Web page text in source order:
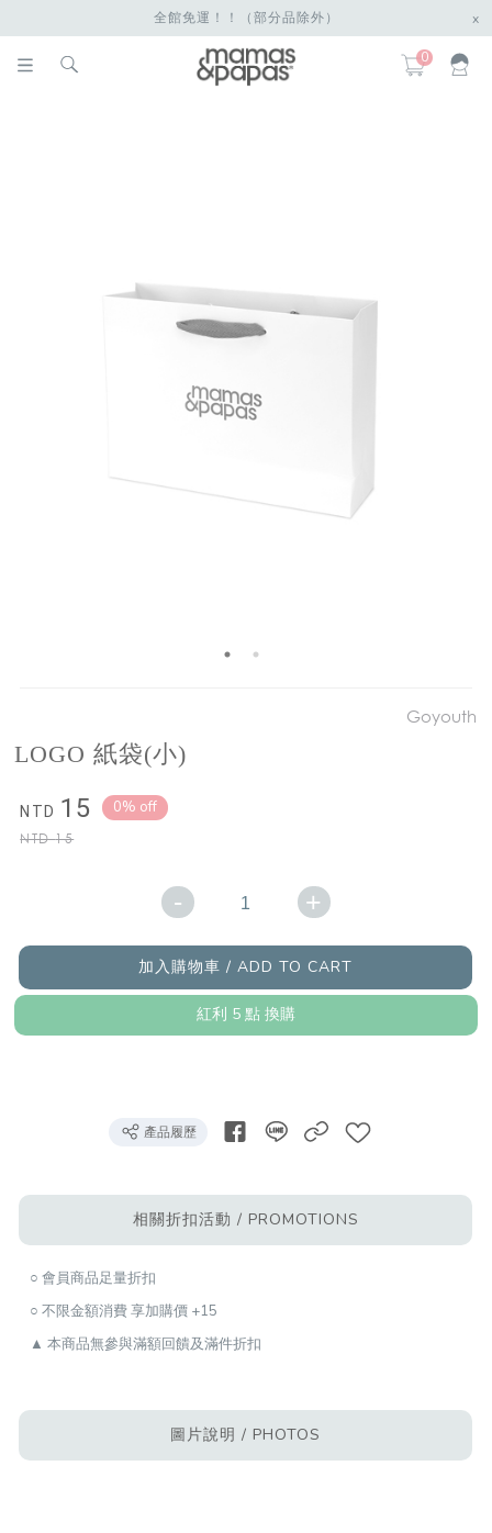
全館免運！！（部分品除外） x
0
Goyouth
LOGO 紙袋(小)
NTD 15
NTD15
0% off
- +
加入購物車 / ADD TO CART
紅利 5 點 換購
產品履歷
相關折扣活動 / PROMOTIONS
○ 會員商品足量折扣
○ 不限金額消費 享加購價 +15
▲ 本商品無參與滿額回饋及滿件折扣
圖片說明 / PHOTOS